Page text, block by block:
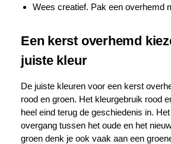
Wees creatief. Pak een overhemd
Een kerst overhemd
juiste kleur
De juiste kleuren voor een kerst
rood en groen. Het kleurgebruik rood
heel eind terug de geschiedenis in.
overgang tussen het oude en het
groen denk je ook vaak aan een